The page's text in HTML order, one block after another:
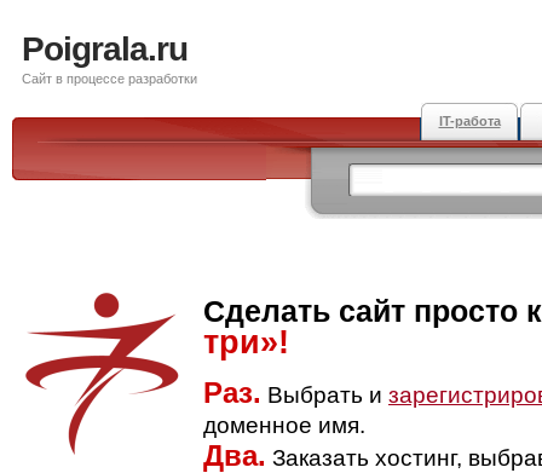
Poigrala.ru
Сайт в процессе разработки
IT-работа
Сделать сайт просто
три»!
Раз. Выбрать и
доменное имя.
Два. Заказать хостинг,